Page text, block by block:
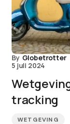
By Globetrotter
5 juli 2024
tracking
WETGEVING